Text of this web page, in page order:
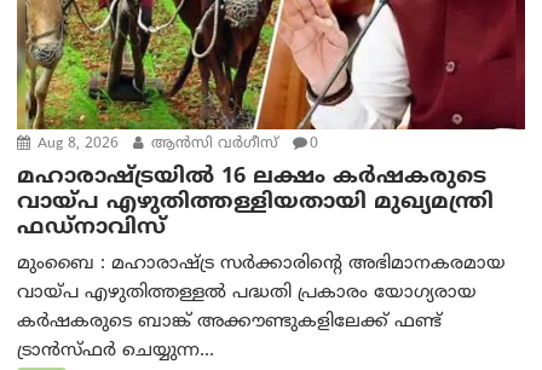
Aug 8, 2026 ആന്‍സി വര്‍ഗീസ് 0
മഹാരാഷ്ട്രയിൽ 16 ലക്ഷം കർഷകരുടെ
വായ്പ എഴുതിത്തള്ളിയതായി മുഖ്യമന്ത്രി
ഫഡ്‌നാവിസ്
മുംബൈ : മഹാരാഷ്ട്ര സർക്കാരിന്റെ അഭിമാനകരമായ
വായ്പ എഴുതിത്തള്ളൽ പദ്ധതി പ്രകാരം യോഗ്യരായ
കർഷകരുടെ ബാങ്ക് അക്കൗണ്ടുകളിലേക്ക് ഫണ്ട്
ട്രാൻസ്ഫർ ചെയ്യുന്ന...